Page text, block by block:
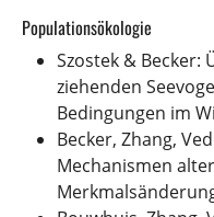
Populationsökologie
Szostek & Becker:
ziehenden
Bedingungen im
Becker, Zhang,
Mechanismen